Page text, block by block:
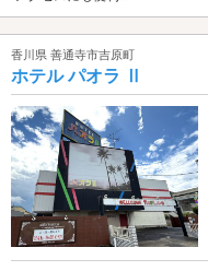
香川県 善通寺市吉原町
ホテル パオラ Ⅱ